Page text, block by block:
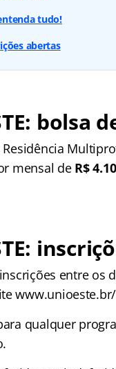
tudo!
abertas
bolsa
mensal de R$
entre os
qualquer